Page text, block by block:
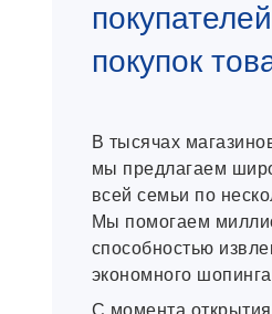
покупок
В тысячах
мы предлагаем
всей семьи по
Мы помогаем
способностью
экономного
C момента